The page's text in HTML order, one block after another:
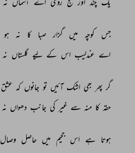
جس کوچہ میں گزار صبا کا نہ ہو
اے عندلیب اس کے لیے گلستاں نہ
گر پھر بھی اشک آئیں تو جانوں کہ عشق
حقہ کا منہ سے غیر کی جانب دھواں نہ
ہوتا ہے اس جحیم میں حاصل وصال